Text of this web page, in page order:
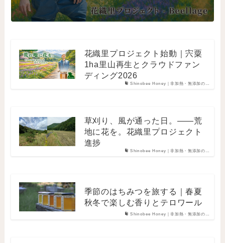
Shinobee Honey｜非加熱・無添加の…
花織里プロジェクト始動｜宍粟
1ha里山再生とクラウドファン
ディング2026
Shinobee Honey｜非加熱・無添加の…
草刈り、風が通った日。——荒
地に花を。花織里プロジェクト
進捗
Shinobee Honey｜非加熱・無添加の…
季節のはちみつを旅する｜春夏
秋冬で楽しむ香りとテロワール